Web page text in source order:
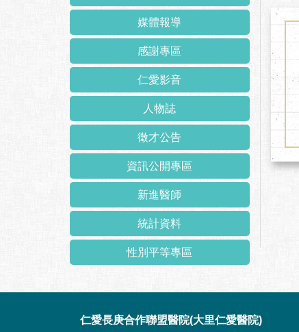
媒體報導
感謝專區
仁愛影音
人物誌
徵才公告
資訊公開專區
新進醫師
統計資料
性別平等專區
仁愛長庚合作聯盟醫院(大里仁愛醫院)